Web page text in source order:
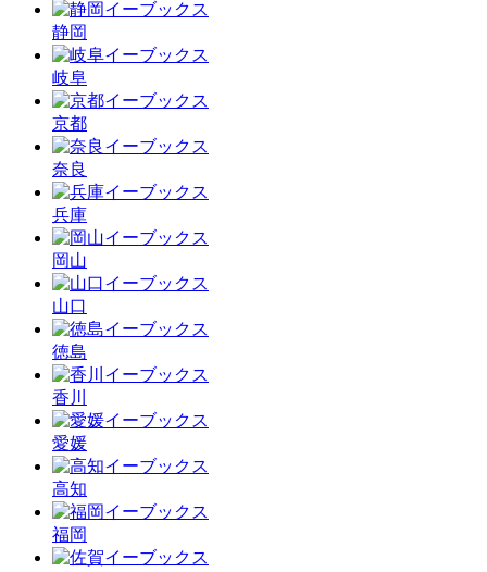
静岡
岐阜
京都
奈良
兵庫
岡山
山口
徳島
香川
愛媛
高知
福岡